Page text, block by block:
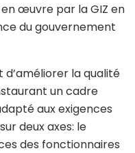
œuvre par la GIZ en
du gouvernement
d’améliorer la qualité
un cadre
aux exigences
deux axes: le
des fonctionnaires